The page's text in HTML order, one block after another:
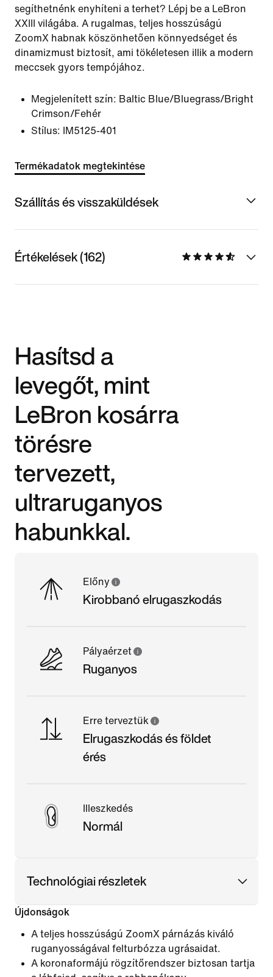
segíthetnénk enyhíteni a terhet? Lépj be a LeBron
XXIII világába. A rugalmas, teljes hosszúságú
ZoomX habnak köszönhetően könnyedséget és
dinamizmust biztosít, ami tökéletesen illik a modern
meccsek gyors tempójához.
Megjelenített szín: Baltic Blue/Bluegrass/Bright
Crimson/Fehér
Stílus:
IM5125-401
Termékadatok megtekintése
Szállítás és visszaküldések
Értékelések (162)
Hasítsd a
levegőt, mint
LeBron kosárra
törésre
tervezett,
ultraruganyos
habunkkal.
Előny
Kirobbanó elrugaszkodás
Pályaérzet
Ruganyos
Erre terveztük
Elrugaszkodás és földet
érés
Illeszkedés
Normál
Technológiai részletek
Újdonságok
A teljes hosszúságú ZoomX párnázás kiváló
ruganyosságával felturbózza ugrásaidat.
A koronaformájú rögzítőrendszer biztosan tartja